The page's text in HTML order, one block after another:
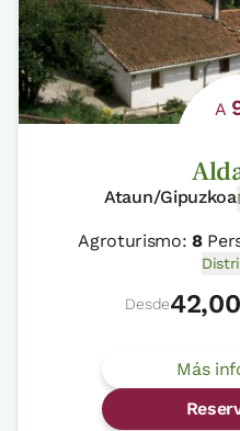
A
Ataun/Gipuzkoa
Agroturismo:8
Desde
Más